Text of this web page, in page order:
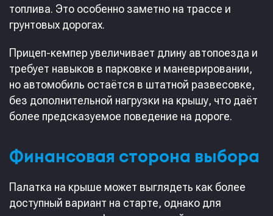
топлива. Это особенно заметно на трассе и
грунтовых дорогах.
Прицеп-кемпер увеличивает длину автопоезда и
требует навыков в парковке и маневрировании,
но автомобиль остаётся в штатной развесовке,
без дополнительной нагрузки на крышу, что даёт
более предсказуемое поведение на дороге.
Финансовая сторона выбора
Палатка на крыше может выглядеть как более
доступный вариант на старте, однако для